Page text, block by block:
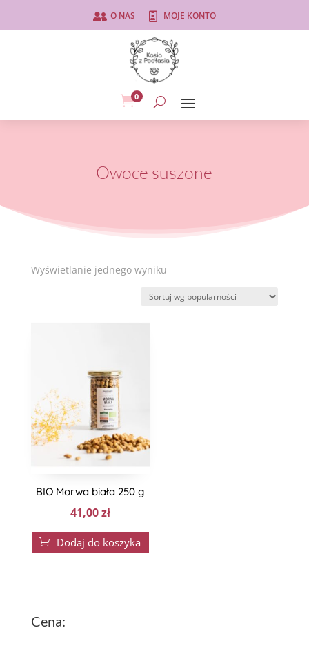
 O NAS  MOJE KONTO
0
Owoce suszone
Wyświetlanie jednego wyniku
BIO Morwa biała 250 g
41,00zł
 Dodaj do koszyka
Cena: